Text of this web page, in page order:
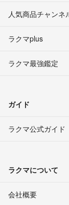
人気商品チャンネ
ラクマplus
ラクマ最強鑑定
ガイド
ラクマ公式ガイド
ラクマについて
会社概要